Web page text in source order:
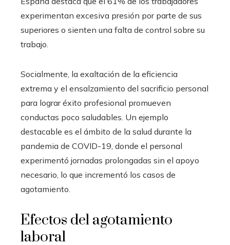
experimentan excesiva presión por parte de sus
superiores o sienten una falta de control sobre su
trabajo.
Socialmente, la exaltación de la eficiencia
extrema y el ensalzamiento del sacrificio personal
para lograr éxito profesional promueven
conductas poco saludables. Un ejemplo
destacable es el ámbito de la salud durante la
pandemia de COVID-19, donde el personal
experimentó jornadas prolongadas sin el apoyo
necesario, lo que incrementó los casos de
agotamiento.
Efectos del agotamiento
laboral